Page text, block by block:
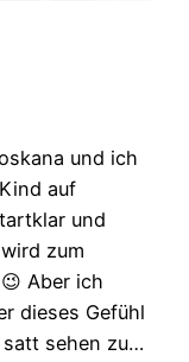
und ich
auf
und
zum
Aber ich
dieses Gefühl
satt sehen zu…